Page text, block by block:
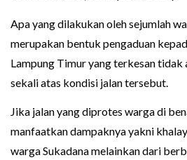
Apa yang dilakukan oleh sejumlah
merupakan bentuk pengaduan
Lampung Timur yang terkesan tidak
sekali atas kondisi jalan tersebut.
Jika jalan yang diprotes warga di
manfaatkan dampaknya yakni
warga Sukadana melainkan dari